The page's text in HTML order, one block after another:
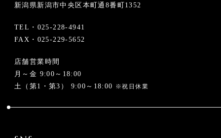
新潟県新潟市中央区本町通8番町1352
TEL・ 025-228-4941
FAX・025-229-5652
店舗営業時間
月～金 9:00～18:00
土（第1・第3） 9:00～18:00 ※祝日休業